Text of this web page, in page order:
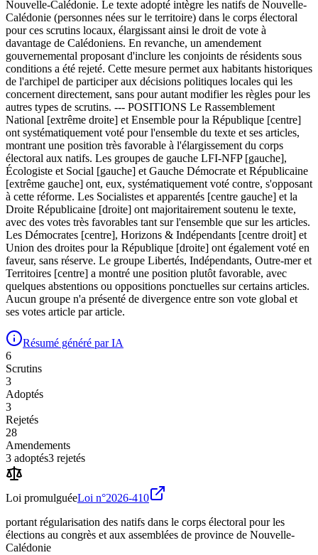
Nouvelle-Calédonie. Le texte adopté intègre les natifs de Nouvelle-
Calédonie (personnes nées sur le territoire) dans le corps électoral
pour ces scrutins locaux, élargissant ainsi le droit de vote à
davantage de Calédoniens. En revanche, un amendement
gouvernemental proposant d'inclure les conjoints de résidents sous
conditions a été rejeté. Cette mesure permet aux habitants historiques
de l'archipel de participer aux décisions politiques locales qui les
concernent directement, sans pour autant modifier les règles pour les
autres types de scrutins. --- POSITIONS Le Rassemblement
National [extrême droite] et Ensemble pour la République [centre]
ont systématiquement voté pour l'ensemble du texte et ses articles,
montrant une position très favorable à l'élargissement du corps
électoral aux natifs. Les groupes de gauche LFI-NFP [gauche],
Écologiste et Social [gauche] et Gauche Démocrate et Républicaine
[extrême gauche] ont, eux, systématiquement voté contre, s'opposant
à cette réforme. Les Socialistes et apparentés [centre gauche] et la
Droite Républicaine [droite] ont majoritairement soutenu le texte,
avec des votes très favorables tant sur l'ensemble que sur les articles.
Les Démocrates [centre], Horizons & Indépendants [centre droit] et
Union des droites pour la République [droite] ont également voté en
faveur, sans réserve. Le groupe Libertés, Indépendants, Outre-mer et
Territoires [centre] a montré une position plutôt favorable, avec
quelques abstentions ou oppositions ponctuelles sur certains articles.
Aucun groupe n'a présenté de divergence entre son vote global et
ses votes article par article.
Résumé généré par IA
6
Scrutins
3
Adoptés
3
Rejetés
28
Amendements
3 adoptés3 rejetés
Loi promulguéeLoi n°2026-410
portant régularisation des natifs dans le corps électoral pour les
élections au congrès et aux assemblées de province de Nouvelle-
Calédonie